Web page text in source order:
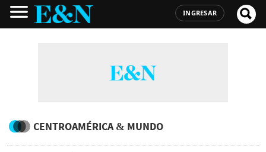
INGRESAR
CENTROAMÉRICA & MUNDO